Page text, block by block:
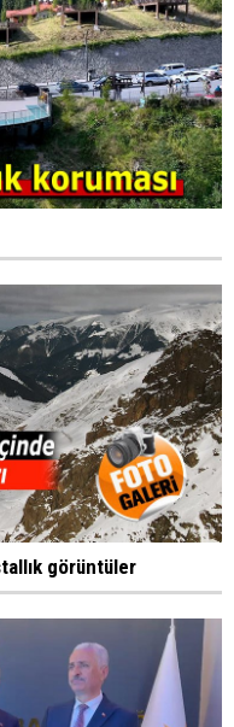
görüntüler